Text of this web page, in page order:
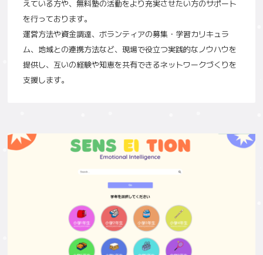
えている方や、無料塾の活動をより充実させたい方のサポート
を行っております。
運営方法や資金調達、ボランティアの募集・学習カリキュラ
ム、地域との連携方法など、現場で役立つ実践的なノウハウを
提供し、互いの経験や知恵を共有できるネットワークづくりを
支援します。